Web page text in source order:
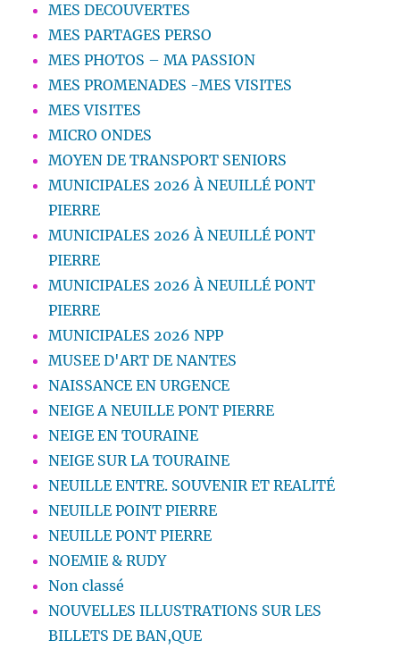
MES DECOUVERTES
MES PARTAGES PERSO
MES PHOTOS – MA PASSION
MES PROMENADES -MES VISITES
MES VISITES
MICRO ONDES
MOYEN DE TRANSPORT SENIORS
MUNICIPALES 2026 À NEUILLÉ PONT
PIERRE
MUNICIPALES 2026 À NEUILLÉ PONT
PIERRE
MUNICIPALES 2026 À NEUILLÉ PONT
PIERRE
MUNICIPALES 2026 NPP
MUSEE D'ART DE NANTES
NAISSANCE EN URGENCE
NEIGE A NEUILLE PONT PIERRE
NEIGE EN TOURAINE
NEIGE SUR LA TOURAINE
NEUILLE ENTRE. SOUVENIR ET REALITÉ
NEUILLE POINT PIERRE
NEUILLE PONT PIERRE
NOEMIE & RUDY
Non classé
NOUVELLES ILLUSTRATIONS SUR LES
BILLETS DE BAN,QUE